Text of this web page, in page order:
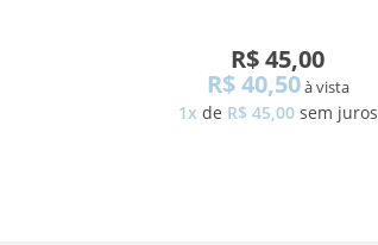
R$ 45,00
R$ 40,50à vista
1x de R$ 45,00 sem juros